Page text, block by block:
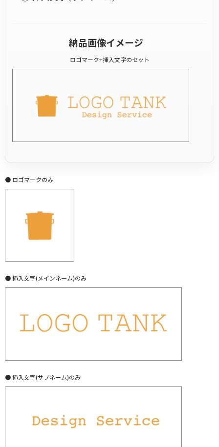
納品画像イメージ
ロゴマーク+挿入文字のセット
● ロゴマークのみ
● 挿入文字(メインネーム)のみ
● 挿入文字(サブネーム)のみ